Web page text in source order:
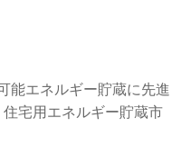
能エネルギー貯蔵に先進
宅用エネルギー貯蔵市